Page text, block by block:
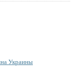
Украины